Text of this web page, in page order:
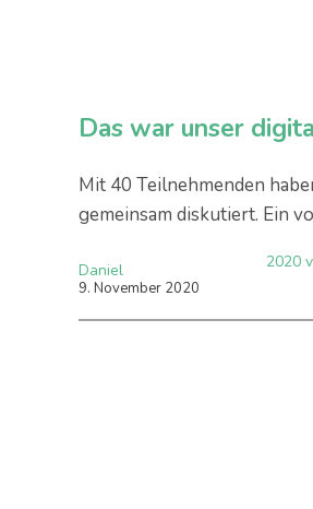
Das war unser
Mit 40 Teilnehmenden
gemeinsam diskutiert. Ein
Daniel
9. November 2020
2020